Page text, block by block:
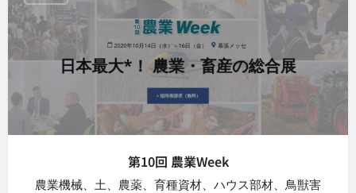
第10回 農業Week
農業機械、土、農薬、育種資材、ハウス部材、鳥獣害